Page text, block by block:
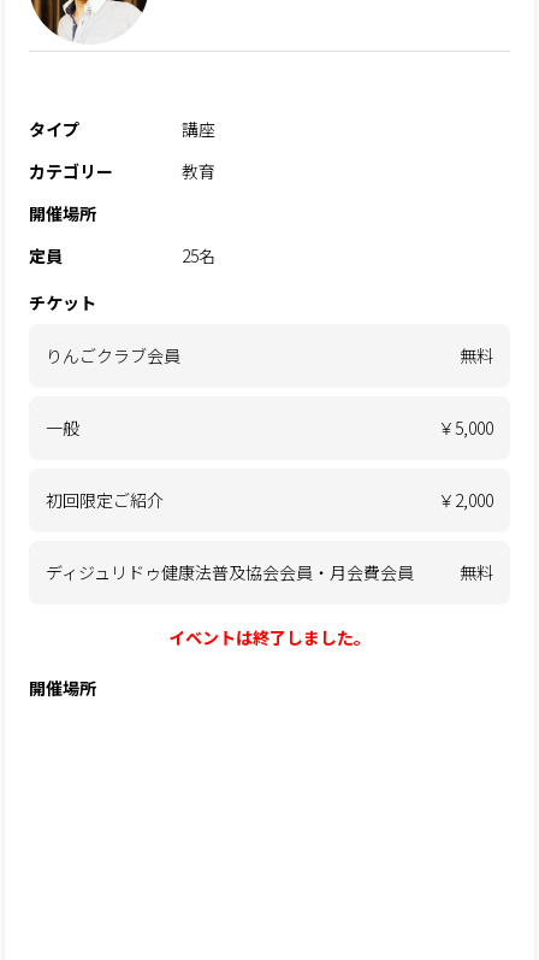
タイプ
講座
カテゴリー
教育
開催場所
定員
25名
チケット
りんごクラブ会員 無料
一般 ￥5,000
初回限定ご紹介 ￥2,000
ディジュリドゥ健康法普及協会会員・月会費会員 無料
イベントは終了しました。
開催場所